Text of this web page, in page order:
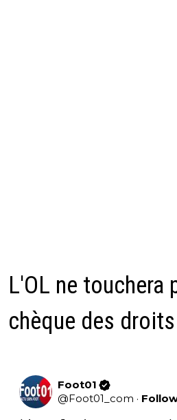
L'OL ne touchera
chèque des
Foot01
@Foot01_com ·